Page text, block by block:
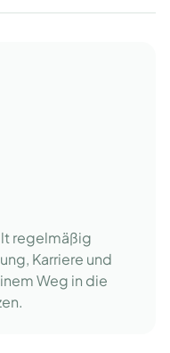
regelmäßig
Karriere und
Weg in die